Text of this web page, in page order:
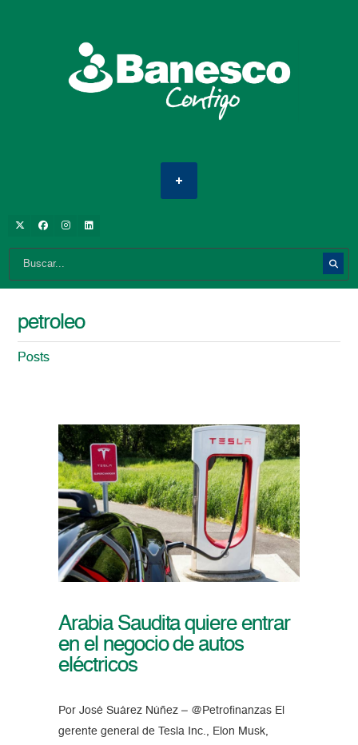
petroleo
Posts
Arabia Saudita quiere entrar
en el negocio de autos
eléctricos
Por José Suárez Núñez – @Petrofinanzas El
gerente general de Tesla Inc., Elon Musk,